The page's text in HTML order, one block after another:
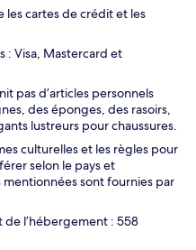
cartes de crédit et les
: Visa, Mastercard et
pas d’articles personnels
des éponges, des rasoirs,
lustreurs pour chaussures.
culturelles et les règles pour
selon le pays et
sont fournies par
l’hébergement : 558